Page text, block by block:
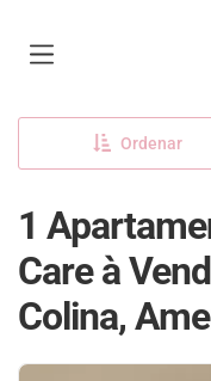
Ordenar
1
Care à
Colina,